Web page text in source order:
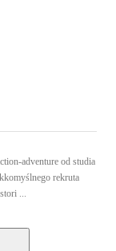
adventure od studia
rekruta
...